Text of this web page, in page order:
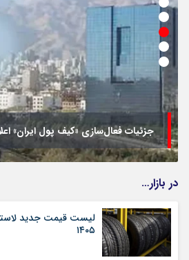
جزئیات فعال‌سازی «کیف پول ایران»
در بازار…
لیست قیمت جدید
۱۴۰۵